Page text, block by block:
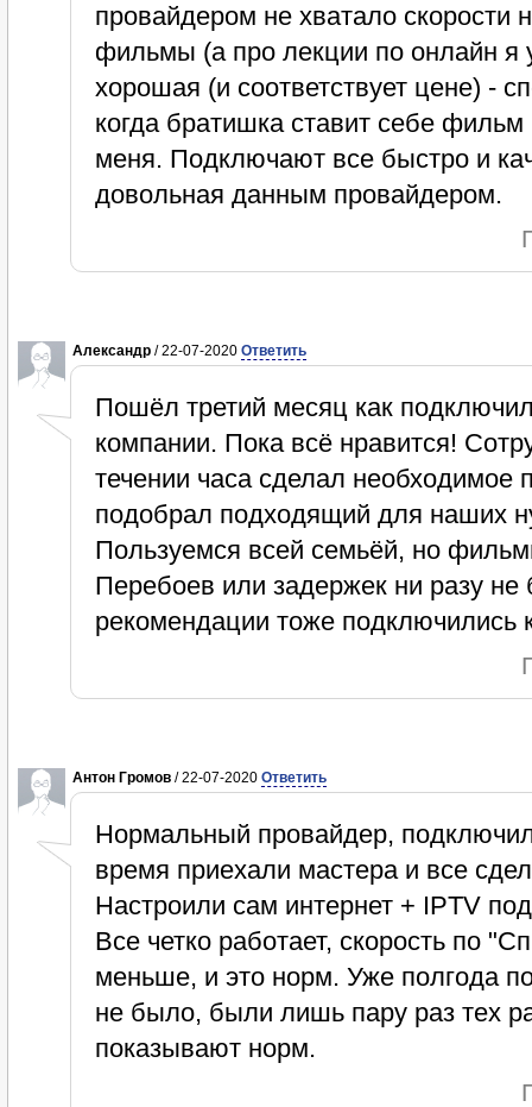
провайдером не хватало скорости
фильмы (а про лекции по онлайн я
хорошая (и соответствует цене) -
когда братишка ставит себе фильм
меня. Подключают все быстро и
довольная данным провайдером.
Александр / 22-07-2020 Ответить
Пошёл третий месяц как
компании. Пока всё нравится!
течении часа сделал
подобрал подходящий для наших
Пользуемся всей семьёй, но
Перебоев или задержек ни разу
рекомендации тоже подключились
Антон Громов / 22-07-2020 Ответить
Нормальный провайдер,
время приехали мастера и все
Настроили сам интернет + IPTV
Все четко работает, скорость по
меньше, и это норм. Уже полгода
не было, были лишь пару раз тех
показывают норм.